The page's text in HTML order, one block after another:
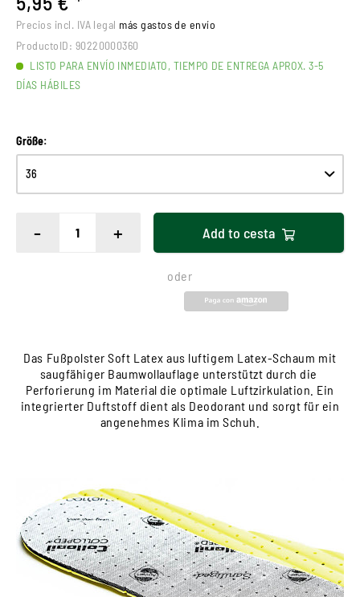
Precios incl. IVA legal más gastos de envío
ProductoID: 90220000360
LISTO PARA ENVÍO INMEDIATO, TIEMPO DE ENTREGA APROX. 3-5
DÍAS HÁBILES
Größe:
- + Add to cesta
oder
Das Fußpolster Soft Latex aus luftigem Latex-Schaum mit
saugfähiger Baumwollauflage unterstützt durch die
Perforierung im Material die optimale Luftzirkulation. Ein
integrierter Duftstoff dient als Deodorant und sorgt für ein
angenehmes Klima im Schuh.